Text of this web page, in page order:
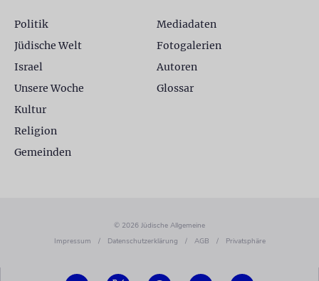
Politik
Jüdische Welt
Israel
Unsere Woche
Kultur
Religion
Gemeinden
Mediadaten
Fotogalerien
Autoren
Glossar
© 2026 Jüdische Allgemeine
Impressum
/ Datenschutzerklärung / AGB / Privatsphäre